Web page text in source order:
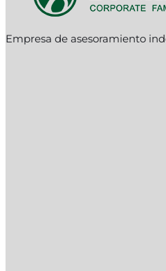
Empresa de asesoramiento